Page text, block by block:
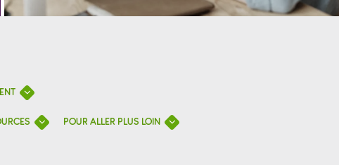
POUR ALLER PLUS LOIN